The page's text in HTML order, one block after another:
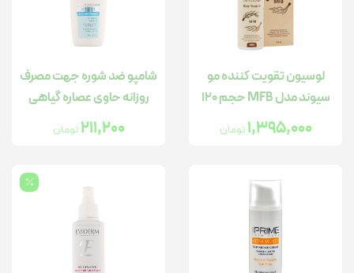
لوسیون تقویت کننده مو
سیوند مدل MFB حجم 120
میلی لیتر
1,395,000تومان
شامپو ضد شوره جهت مصرف
روزانه حاوی عصاره گیاهی
حجم 250 میل
211,200تومان